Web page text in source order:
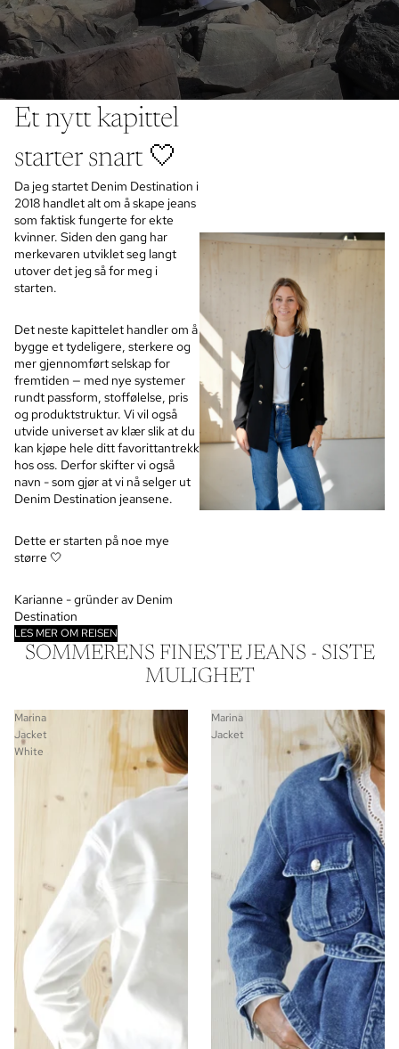
Et nytt kapittel
starter snart 🤍
Da jeg startet Denim Destination i
2018 handlet alt om å skape jeans
som faktisk fungerte for ekte
kvinner. Siden den gang har
merkevaren utviklet seg langt
utover det jeg så for meg i
starten.
Det neste kapittelet handler om å
bygge et tydeligere, sterkere og
mer gjennomført selskap for
fremtiden — med nye systemer
rundt passform, stoffølelse, pris
og produktstruktur. Vi vil også
utvide universet av klær slik at du
kan kjøpe hele ditt favorittantrekk
hos oss. Derfor skifter vi også
navn - som gjør at vi nå selger ut
Denim Destination jeansene.
Dette er starten på noe mye
større 🤍
Karianne - gründer av Denim
Destination
LES MER OM REISEN
SOMMERENS FINESTE JEANS - SISTE
MULIGHET
Marina
Jacket
White
Marina
Jacket